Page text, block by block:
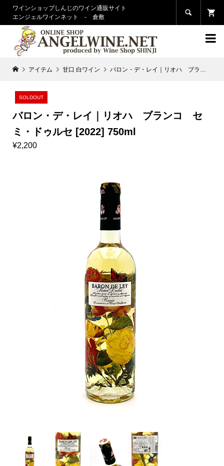
ワインショップしんじのワイン通販サイト
エンジェルワインネット - 倉敷


アイテム 甘口 白ワイン バロン・デ・レイ｜リオハ ブランコ セミ・ドゥルセ [2022] 750ml
SOLDOUT
バロン・デ・レイ｜リオハ ブランコ セ
ミ・ドゥルセ [2022] 750ml
¥2,200